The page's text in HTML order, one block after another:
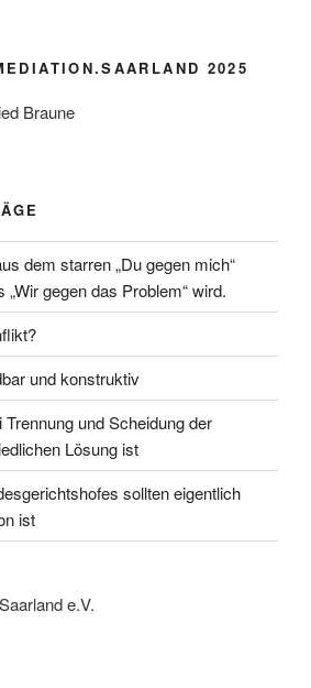
2025
Braune
dem starren „Du gegen mich“
gegen das Problem“ wird.
und konstruktiv
und Scheidung der
Lösung ist
sollten eigentlich
ist
e.V.